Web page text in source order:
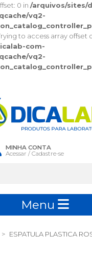
0 in /arquivos/sites/
vq2-
to access array offset
com-
vq2-
MINHA CONTA
Acessar /Cadastre-se
Menu
ESPATULA PLASTICA